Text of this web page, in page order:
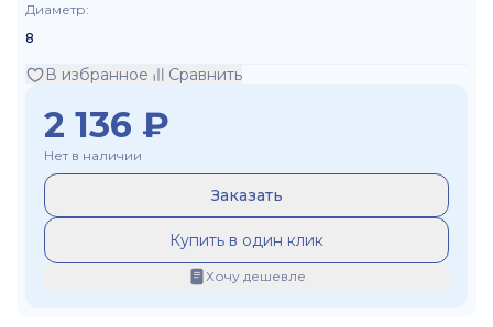
Диаметр:
8
В избранное Сравнить
2 136 ₽
Нет в наличии
Заказать
Купить в один клик
Хочу дешевле